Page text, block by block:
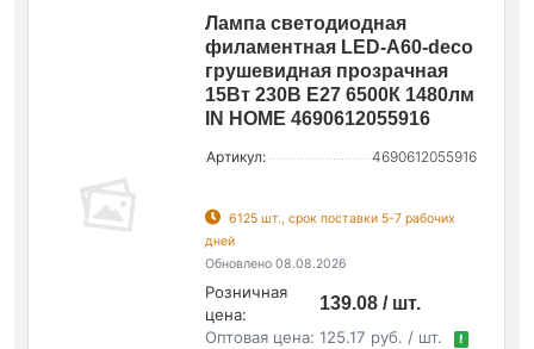
Лампа светодиодная
филаментная LED-A60-deco
грушевидная прозрачная
15Вт 230В E27 6500К 1480лм
IN HOME 4690612055916
Артикул: 4690612055916
6125 шт., срок поставки 5-7 рабочих
дней
Обновлено 08.08.2026
Розничная
цена:
139.08 / шт.
Оптовая цена: 125.17 руб. / шт. !